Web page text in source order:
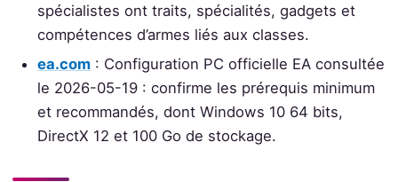
spécialistes ont traits, spécialités, gadgets et
compétences d’armes liés aux classes.
ea.com : Configuration PC officielle EA consultée
le 2026-05-19 : confirme les prérequis minimum
et recommandés, dont Windows 10 64 bits,
DirectX 12 et 100 Go de stockage.